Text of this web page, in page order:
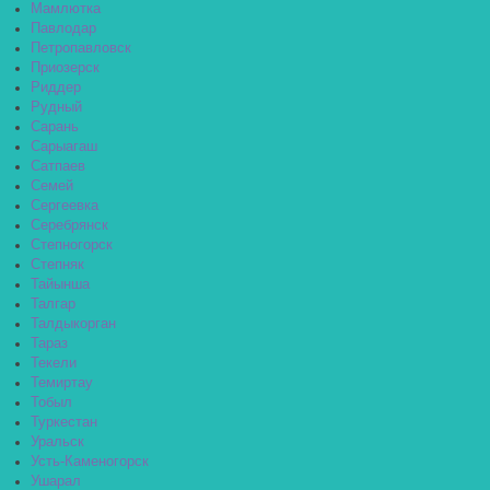
Мамлютка
Павлодар
Петропавловск
Приозерск
Риддер
Рудный
Сарань
Сарыагаш
Сатпаев
Семей
Сергеевка
Серебрянск
Степногорск
Степняк
Тайынша
Талгар
Талдыкорган
Тараз
Текели
Темиртау
Тобыл
Туркестан
Уральск
Усть-Каменогорск
Ушарал